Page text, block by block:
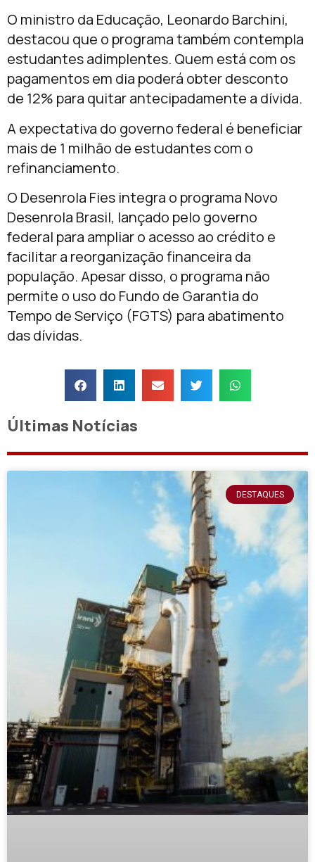
O ministro da Educação, Leonardo Barchini,
destacou que o programa também contempla
estudantes adimplentes. Quem está com os
pagamentos em dia poderá obter desconto
de 12% para quitar antecipadamente a dívida.
A expectativa do governo federal é beneficiar
mais de 1 milhão de estudantes com o
refinanciamento.
O Desenrola Fies integra o programa Novo
Desenrola Brasil, lançado pelo governo
federal para ampliar o acesso ao crédito e
facilitar a reorganização financeira da
população. Apesar disso, o programa não
permite o uso do Fundo de Garantia do
Tempo de Serviço (FGTS) para abatimento
das dívidas.
Últimas Notícias
DESTAQUES